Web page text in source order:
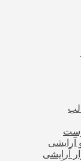
لب
آرایشی
آرایشی